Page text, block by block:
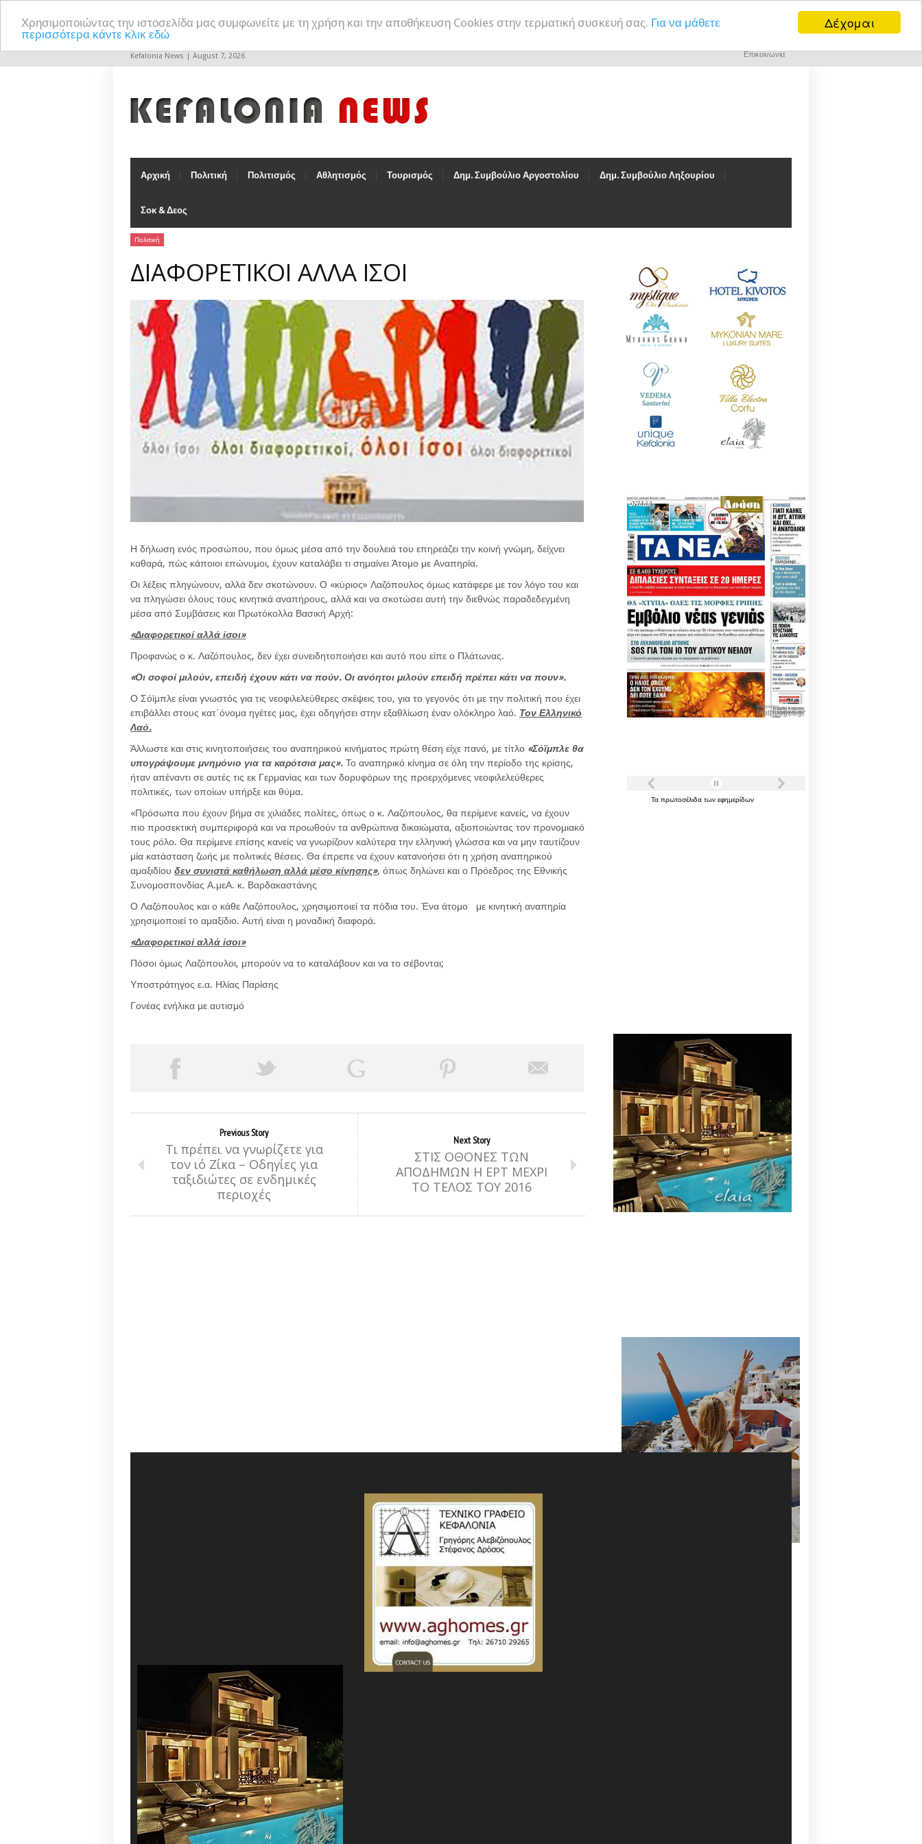
Δέχομαι
Χρησιμοποιώντας την ιστοσελίδα μας συμφωνείτε με τη χρήση και την αποθήκευση Cookies στην τερματική συσκευή σας. Για να μάθετε
περισσότερα κάντε κλικ εδώ
Kefalonia News | August 7, 2026 Επικοινωνία
Αρχική Πολιτική Πολιτισμός Αθλητισμός Τουρισμός Δημ. Συμβούλιο Αργοστολίου Δημ. Συμβούλιο Ληξουρίου
Σοκ & Δεος
Πολιτική
ΔΙΑΦΟΡΕΤΙΚΟΙ ΑΛΛΑ ΙΣΟΙ
Η δήλωση ενός προσώπου, που όμως μέσα από την δουλειά του επηρεάζει την κοινή γνώμη, δείχνει
καθαρά, πώς κάποιοι επώνυμοι, έχουν καταλάβει τι σημαίνει Άτομο με Αναπηρία.
Οι λέξεις πληγώνουν, αλλά δεν σκοτώνουν. Ο «κύριος» Λαζόπουλος όμως κατάφερε με τον λόγο του και
να πληγώσει όλους τους κινητικά αναπήρους, αλλά και να σκοτώσει αυτή την διεθνώς παραδεδεγμένη
μέσα από Συμβάσεις και Πρωτόκολλα Βασική Αρχή:
«Διαφορετικοί αλλά ίσοι»
Προφανώς ο κ. Λαζόπουλος, δεν έχει συνειδητοποιήσει και αυτό που είπε ο Πλάτωνας.
«Οι σοφοί μιλούν, επειδή έχουν κάτι να πούν. Οι ανόητοι μιλούν επειδή πρέπει κάτι να πουν».
Ο Σόϊμπλε είναι γνωστός για τις νεοφιλελεύθερες σκέψεις του, για το γεγονός ότι με την πολιτική που έχει
επιβάλλει στους κατ΄όνομα ηγέτες μας, έχει οδηγήσει στην εξαθλίωση έναν ολόκληρο λαό. Τον Ελληνικό
Λαό.
Άλλωστε και στις κινητοποιήσεις του αναπηρικού κινήματος πρώτη θέση είχε πανό, με τίτλο «Σόϊμπλε θα
υπογράψουμε μνημόνιο για τα καρότσια μας». Το αναπηρικό κίνημα σε όλη την περίοδο της κρίσης,
ήταν απέναντι σε αυτές τις εκ Γερμανίας και των δορυφόρων της προερχόμενες νεοφιλελεύθερες
πολιτικές, των οποίων υπήρξε και θύμα.
«Πρόσωπα που έχουν βήμα σε χιλιάδες πολίτες, όπως ο κ. Λαζόπουλος, θα περίμενε κανείς, να έχουν
πιο προσεκτική συμπεριφορά και να προωθούν τα ανθρώπινα δικαιώματα, αξιοποιώντας τον προνομιακό
τους ρόλο. Θα περίμενε επίσης κανείς να γνωρίζουν καλύτερα την ελληνική γλώσσα και να μην ταυτίζουν
μία κατάσταση ζωής με πολιτικές θέσεις. Θα έπρεπε να έχουν κατανοήσει ότι η χρήση αναπηρικού
αμαξιδίου δεν συνιστά καθήλωση αλλά μέσο κίνησης», όπως δηλώνει και ο Πρόεδρος της Εθνικής
Συνομοσπονδίας Α.μεΑ. κ. Βαρδακαστάνης
Ο Λαζόπουλος και ο κάθε Λαζόπουλος, χρησιμοποιεί τα πόδια του. Ένα άτομο με κινητική αναπηρία
χρησιμοποιεί το αμαξίδιο. Αυτή είναι η μοναδική διαφορά.
«Διαφορετικοί αλλά ίσοι»
Πόσοι όμως Λαζόπουλοι, μπορούν να το καταλάβουν και να το σέβονται;
Υποστράτηγος ε.α. Ηλίας Παρίσης
Γονέας ενήλικα με αυτισμό
Previous Story
Τι πρέπει να γνωρίζετε για
τον ιό Ζίκα – Οδηγίες για
ταξιδιώτες σε ενδημικές
περιοχές
Next Story
ΣΤΙΣ ΟΘΟΝΕΣ ΤΩΝ
ΑΠΟΔΗΜΩΝ Η ΕΡΤ ΜΕΧΡΙ
ΤΟ ΤΕΛΟΣ ΤΟΥ 2016
Τα πρωτοσέλιδα των εφημερίδων